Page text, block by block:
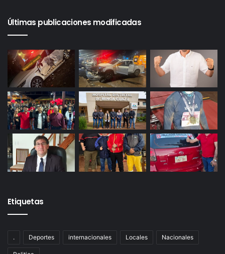
Últimas publicaciones modificadas
Etiquetas
. Deportes internacionales Locales Nacionales